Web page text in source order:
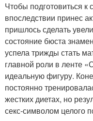
Чтобы подготовиться
впоследствии принес
пришлось сделать
состояние бюста
успела трижды стать
главной роли в ленте
идеальную фигуру.
постоянно
жестких диетах, но
секс-символом целого